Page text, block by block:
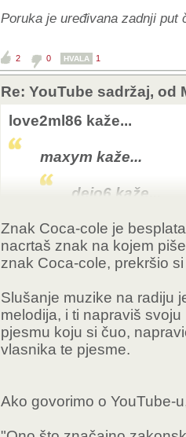
Poruka je uređivana zadnji put
2 0 HVALA 1
Re: YouTube sadržaj, od
love2ml86 kaže...
maxym kaže...
dejo6 kaže...
Oštećeni su
love2ml86
Nemam
Znak Coca-cole je
nacrtaš znak na kojem
znak Coca-cole, prekršio
Slušanje muzike na radiju
melodija, i ti napraviš
pjesmu koju si čuo,
vlasnika te pjesme.
Ako govorimo o YouTube-